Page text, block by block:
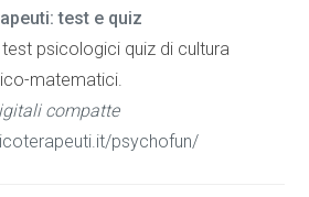
test e quiz
psicologici quiz di cultura
matematici.
compatte
psychofun/